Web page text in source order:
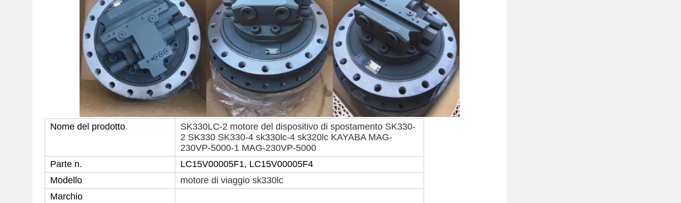
Nome del prodotto
SK330LC-2 motore del dispositivo di spostamento SK330-
2 SK330 SK330-4 sk330lc-4 sk320lc KAYABA MAG-
230VP-5000-1 MAG-230VP-5000
Parte n.
LC15V00005F1, LC15V00005F4
Modello
motore di viaggio sk330lc
Marchio